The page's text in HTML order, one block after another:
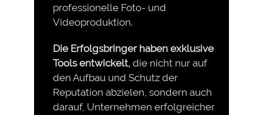
professionelle Foto- und
Videoproduktion.
Die Erfolgsbringer haben exklusive
Tools entwickelt,die nicht nur auf
den Aufbau und Schutz der
Reputation abzielen, sondern auch
darauf, Unternehmen erfolgreicher